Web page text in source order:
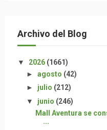
Archivo del Blog
▼ 2026 (1661)
► agosto (42)
► julio (212)
▼ junio (246)
Mall Aventura se
...